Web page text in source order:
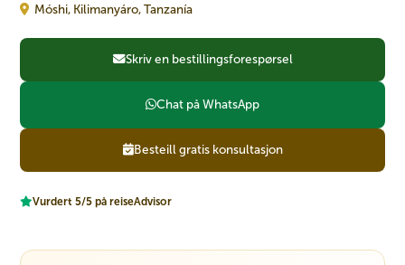
Móshi, Kilimanyáro, Tanzanía
Skriv en bestillingsforespørsel
Chat på WhatsApp
Besteill gratis konsultasjon
Vurdert 5/5 på reiseAdvisor